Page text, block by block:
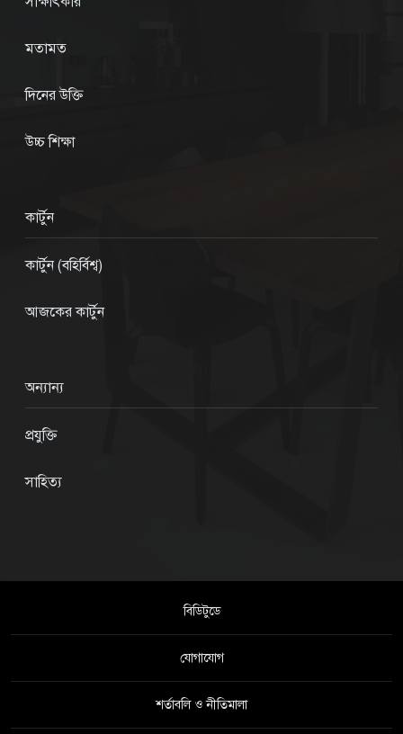
মতামত
দিনের উক্তি
উচ্চ শিক্ষা
কার্টুন
কার্টুন (বহির্বিশ্ব)
আজকের কার্টুন
অন্যান্য
প্রযুক্তি
সাহিত্য
বিডিটুডে
যোগাযোগ
শর্তাবলি ও নীতিমালা